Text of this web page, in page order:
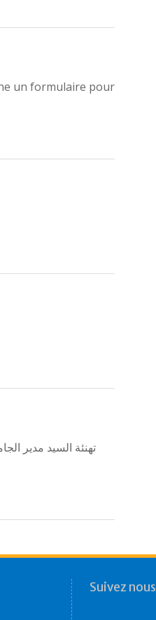
un formulaire pour
Suivez nous